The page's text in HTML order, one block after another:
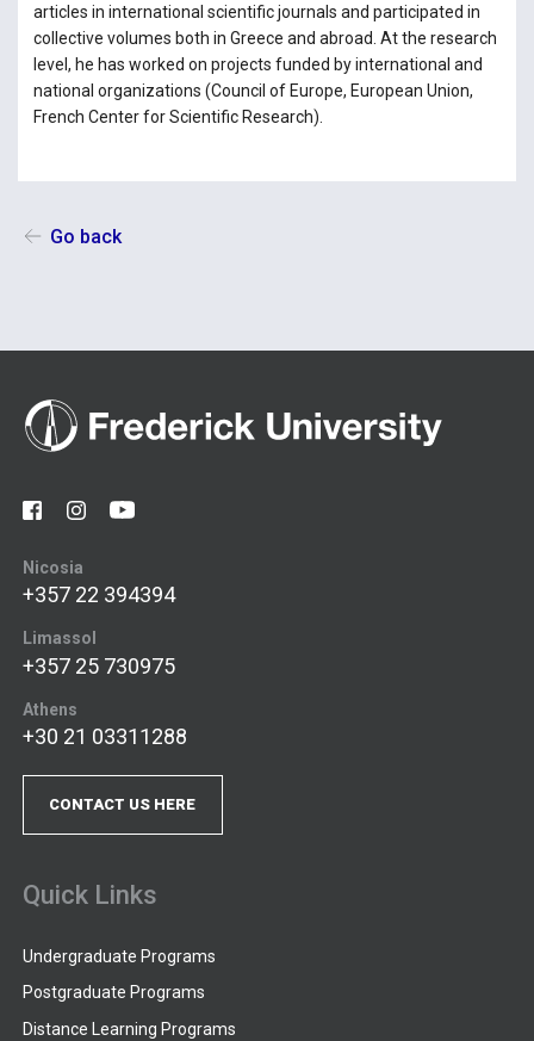
articles in international scientific journals and participated in
collective volumes both in Greece and abroad. At the research
level, he has worked on projects funded by international and
national organizations (Council of Europe, European Union,
French Center for Scientific Research).
Go back
Nicosia
+357 22 394394
Limassol
+357 25 730975
Athens
+30 21 03311288
CONTACT US HERE
Quick Links
Undergraduate Programs
Postgraduate Programs
Distance Learning Programs